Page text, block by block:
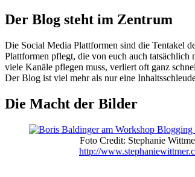
Der Blog steht im Zentrum
Die Social Media Plattformen sind die Tentakel
Plattformen pflegt, die von euch auch
viele Kanäle pflegen muss, verliert oft ganz
Der Blog ist viel mehr als nur eine
Die Macht der Bilder
Foto Credit: Stephanie
http://